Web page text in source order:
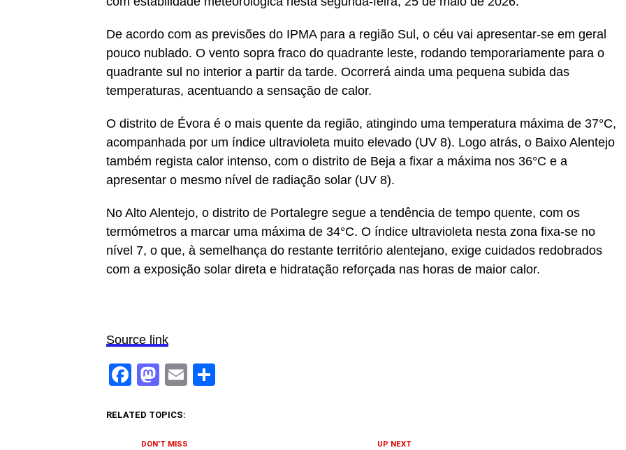
De acordo com as previsões do IPMA para a região Sul, o céu vai apresentar-se em geral
pouco nublado. O vento sopra fraco do quadrante leste, rodando temporariamente para o
quadrante sul no interior a partir da tarde. Ocorrerá ainda uma pequena subida das
temperaturas, acentuando a sensação de calor.
O distrito de Évora é o mais quente da região, atingindo uma temperatura máxima de 37°C,
acompanhada por um índice ultravioleta muito elevado (UV 8). Logo atrás, o Baixo Alentejo
também regista calor intenso, com o distrito de Beja a fixar a máxima nos 36°C e a
apresentar o mesmo nível de radiação solar (UV 8).
No Alto Alentejo, o distrito de Portalegre segue a tendência de tempo quente, com os
termómetros a marcar uma máxima de 34°C. O índice ultravioleta nesta zona fixa-se no
nível 7, o que, à semelhança do restante território alentejano, exige cuidados redobrados
com a exposição solar direta e hidratação reforçada nas horas de maior calor.
Source link
Facebook
Mastodon
Email
RELATED TOPICS:
UP NEXT
DON'T MISS